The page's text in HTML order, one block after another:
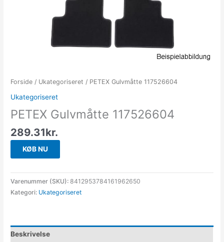
Forside / Ukategoriseret / PETEX Gulvmåtte 117526604
Ukategoriseret
PETEX Gulvmåtte 117526604
289.31kr.
KØB NU
Varenummer (SKU):8412953784161962650
Kategori: Ukategoriseret
Beskrivelse